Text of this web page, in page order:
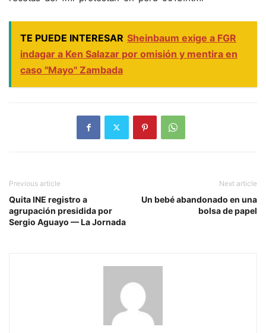
TE PUEDE INTERESAR Sheinbaum exige a FGR
indagar a Ken Salazar por omisión y mentira en
caso "Mayo" Zambada
Previous article
Quita INE registro a
agrupación presidida por
Sergio Aguayo — La Jornada
Next article
Un bebé abandonado en una
bolsa de papel